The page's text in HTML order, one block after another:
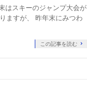
はスキーのジャンプ大会が
ますが、 昨年末にみつわ
この記事を読む